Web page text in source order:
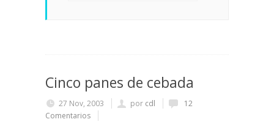
Cinco panes de cebada
27 Nov, 2003 por cdl
12
Comentarios